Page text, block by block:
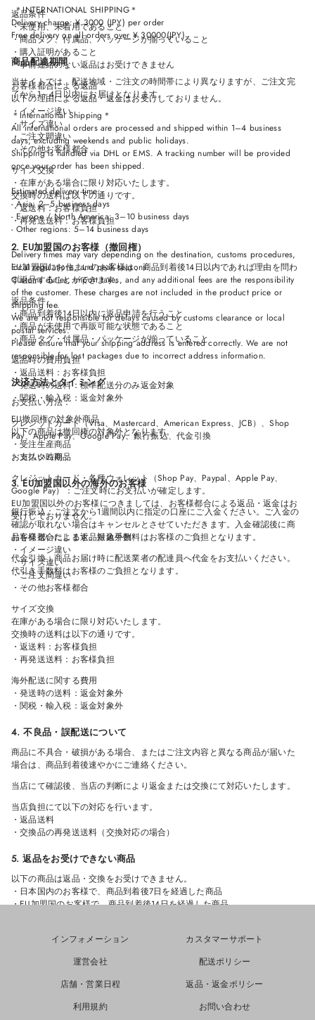
＊INTERNATIONAL SHIPPING＊
Delivery charge: ¥ 3000 (JPY) per order
Free delivery on all orders over ¥ 30000(JPY)
商品配達期間
当サイトでは、配送地域・ご注文の時間帯により異なりますが、ご注文完
了から1～4日以内にお届けとなります。
＊International Shipping＊
All international orders are processed and shipped within 1–4 business
days, excluding weekends and public holidays.
Shipping is handled via DHL or EMS. A tracking number will be provided
once your order has been shipped.
Estimated delivery time:
- Asia: 2–5 business days
- Europe / North America: 3–10 business days
- Other regions: 5–14 business days
Delivery times may vary depending on the destination, customs procedures,
local regulations, and peak seasons.
Customs duties, import taxes, and any additional fees are the responsibility
of the customer. These charges are not included in the product price or
shipping fee.
We are not responsible for delays caused by customs clearance or local
postal services.
Please ensure that your shipping address is entered correctly. We are not
responsible for lost packages due to incorrect address information.
決済方法とタイミング
お支払い方法：
クレジットカード（Visa、Mastercard、American Express、JCB）、Shop
Pay、Apple Pay、Google Pay、銀行振込、代金引換
お支払い時期：
クレジットカード・各種ウォレット（Shop Pay、Paypal、Apple Pay、
Google Pay）：ご注文時にお支払いが確定します。
銀行振込：ご注文から1週間以内に指定の口座にご入金ください。ご入金の
確認が取れない場合はキャンセルとさせていただきます。入金確認後に商
品を発送いたします。振込手数料はお客様のご負担となります。
代金引換：商品お届け時に配送業者の配達員へ代金をお支払いください。
代引き手数料はお客様のご負担となります。
返品条件
・未使用、未着用であること
・商品タグ、付属品、パッケージが揃っていること
・購入証明があること
＊事前連絡のない返品はお受けできません
お客様都合による返品
以下の理由による返品・返金はお受けしておりません。
・イメージ違い
・サイズ違い
・ご注文間違い
・その他お客様都合
サイズ交換
・在庫がある場合に限り対応いたします。
交換時の送料は以下の通りです。
・返送料：お客様負担
・再発送送料：お客様負担
2. EU加盟国のお客様（撤回権）
EU加盟国にお住まいのお客様は、商品到着後14日以内であれば理由を問わ
ず返品することができます。
返品条件
・商品到着後14日以内に返品申請を行うこと
・商品が未使用で再販可能な状態であること
・商品タグ・付属品・パッケージが揃っていること
返品時の費用負担
・返品送料：お客様負担
・発送時の送料：標準配送分のみ返金対象
・関税・輸入税：返金対象外
EU撤回権の対象外商品
以下の商品は撤回権の対象外となります。
・受注生産商品
・カスタム商品
3. EU加盟国以外の海外のお客様
EU加盟国以外のお客様につきましては、お客様都合による返品・返金はお
受けしておりません。
お客様都合による返品対象外例
・イメージ違い
・サイズ違い
・ご注文間違い
・その他お客様都合
サイズ交換
在庫がある場合に限り対応いたします。
交換時の送料は以下の通りです。
・返送料：お客様負担
・再発送送料：お客様負担
海外配送に関する費用
・発送時の送料：返金対象外
・関税・輸入税：返金対象外
4. 不良品・誤配送について
商品に不具合・破損がある場合、またはご注文内容と異なる商品が届いた
場合は、商品到着後速やかにご連絡ください。
当店にて確認後、当店の判断により返金または交換にて対応いたします。
当店負担にて以下の対応を行います。
・返品送料
・交換品の再発送送料（交換対応の場合）
5. 返品をお受けできない商品
以下の商品は返品・交換をお受けできません。
・日本国内のお客様で、商品到着後7日を経過した商品
・EU加盟国のお客様で、商品到着後14日を経過した商品
・汚れ・傷・臭い等が付着した商品
・受注生産商品
・カスタム商品
6. 返金について
インフォメーション
運営会社
店舗・営業日程
利用規約
カスタマーサポート
配送ポリシー
返品・返金ポリシー
お問い合わせ